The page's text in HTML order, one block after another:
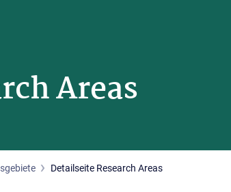
Areas
Detailseite Research Areas